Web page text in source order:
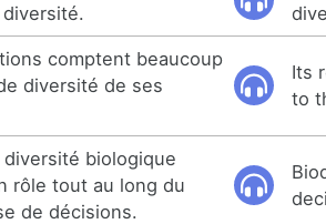
comptent beaucoup
diversité de ses
Its
to
biologique
rôle tout au long du
de décisions.